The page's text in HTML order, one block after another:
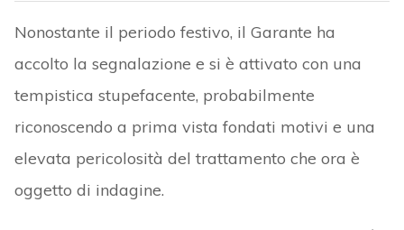
Nonostante il periodo festivo, il Garante ha
accolto la segnalazione e si è attivato con una
tempistica stupefacente, probabilmente
riconoscendo a prima vista fondati motivi e una
elevata pericolosità del trattamento che ora è
oggetto di indagine.